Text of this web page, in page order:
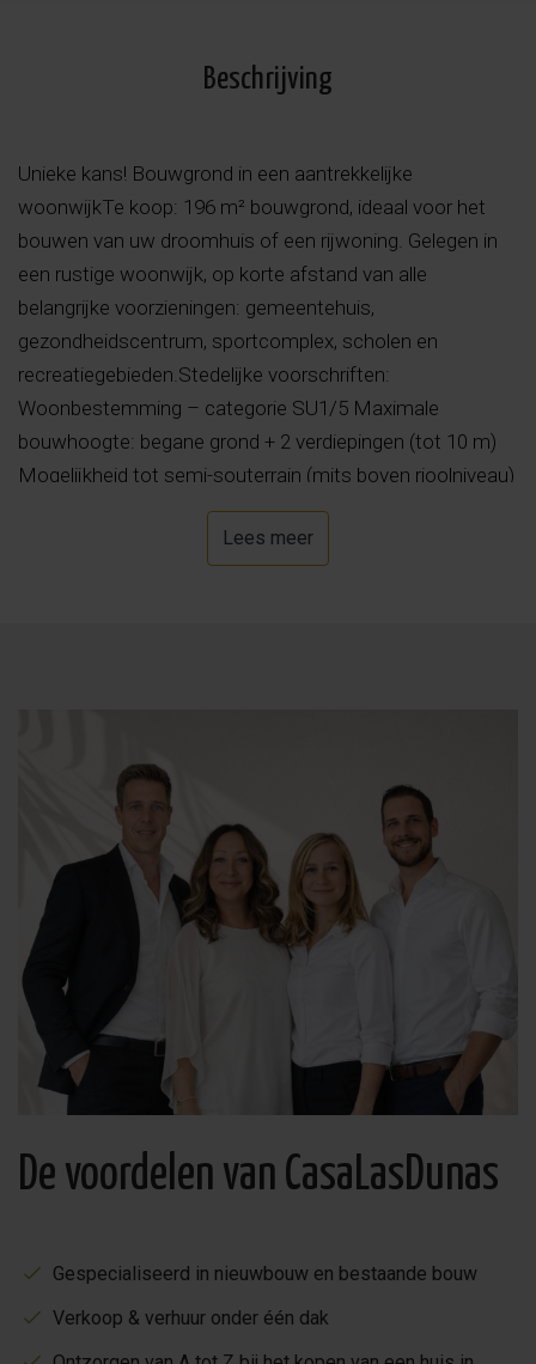
Beschrijving
Unieke kans! Bouwgrond in een aantrekkelijke
woonwijkTe koop: 196 m² bouwgrond, ideaal voor het
bouwen van uw droomhuis of een rijwoning. Gelegen in
een rustige woonwijk, op korte afstand van alle
belangrijke voorzieningen: gemeentehuis,
gezondheidscentrum, sportcomplex, scholen en
recreatiegebieden.Stedelijke voorschriften:
Woonbestemming – categorie SU1/5 Maximale
bouwhoogte: begane grond + 2 verdiepingen (tot 10 m)
Mogelijkheid tot semi-souterrain (mits boven rioolniveau)
Maximale perceelbebouwing: 70% (tot 140 m²)
Bouwoppervlak: 2,3 m² per m² grond Maximaal bebouwd
Lees meer
De voordelen van CasaLasDunas
Gespecialiseerd in nieuwbouw en bestaande bouw
Verkoop & verhuur onder één dak